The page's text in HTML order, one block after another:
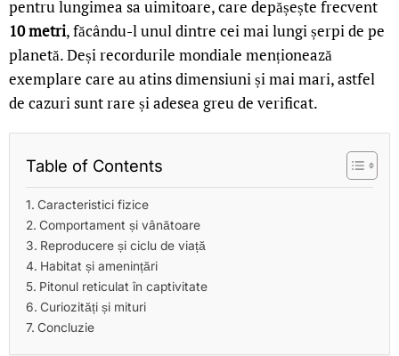
pentru lungimea sa uimitoare, care depășește frecvent
10 metri, făcându-l unul dintre cei mai lungi șerpi de pe
planetă. Deși recordurile mondiale menționează
exemplare care au atins dimensiuni și mai mari, astfel
de cazuri sunt rare și adesea greu de verificat.
Table of Contents
Caracteristici fizice
Comportament și vânătoare
Reproducere și ciclu de viață
Habitat și amenințări
Pitonul reticulat în captivitate
Curiozități și mituri
Concluzie